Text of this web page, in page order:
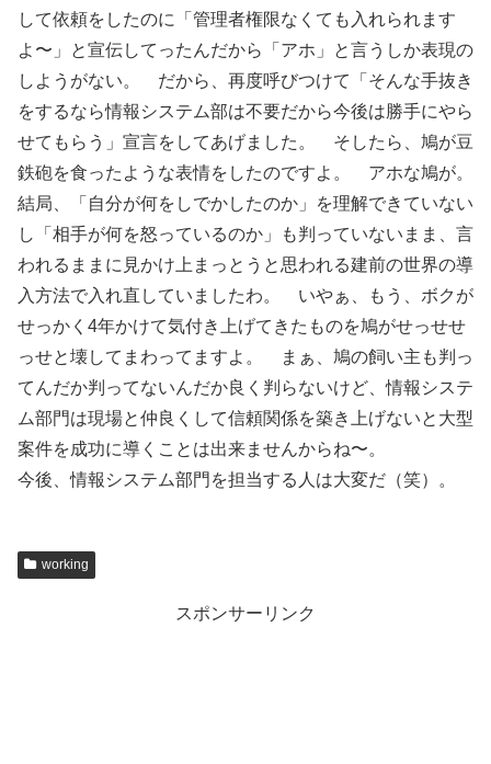
して依頼をしたのに「管理者権限なくても入れられます
よ〜」と宣伝してったんだから「アホ」と言うしか表現の
しようがない。 だから、再度呼びつけて「そんな手抜き
をするなら情報システム部は不要だから今後は勝手にやら
せてもらう」宣言をしてあげました。 そしたら、鳩が豆
鉄砲を食ったような表情をしたのですよ。 アホな鳩が。
結局、「自分が何をしでかしたのか」を理解できていない
し「相手が何を怒っているのか」も判っていないまま、言
われるままに見かけ上まっとうと思われる建前の世界の導
入方法で入れ直していましたわ。 いやぁ、もう、ボクが
せっかく4年かけて気付き上げてきたものを鳩がせっせせ
っせと壊してまわってますよ。 まぁ、鳩の飼い主も判っ
てんだか判ってないんだか良く判らないけど、情報システ
ム部門は現場と仲良くして信頼関係を築き上げないと大型
案件を成功に導くことは出来ませんからね〜。
今後、情報システム部門を担当する人は大変だ（笑）。
working
スポンサーリンク